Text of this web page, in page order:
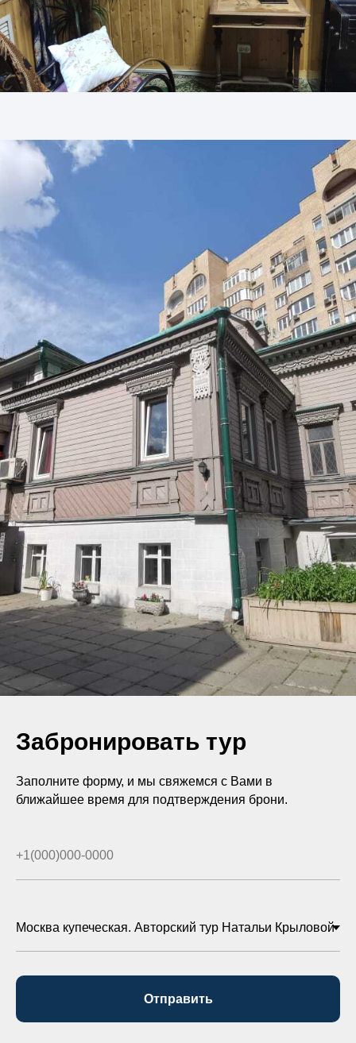
Забронировать тур
Заполните форму, и мы свяжемся с Вами в
ближайшее время для подтверждения брони.
Отправить